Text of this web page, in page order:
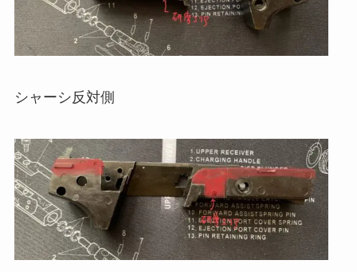
シャーシ反対側